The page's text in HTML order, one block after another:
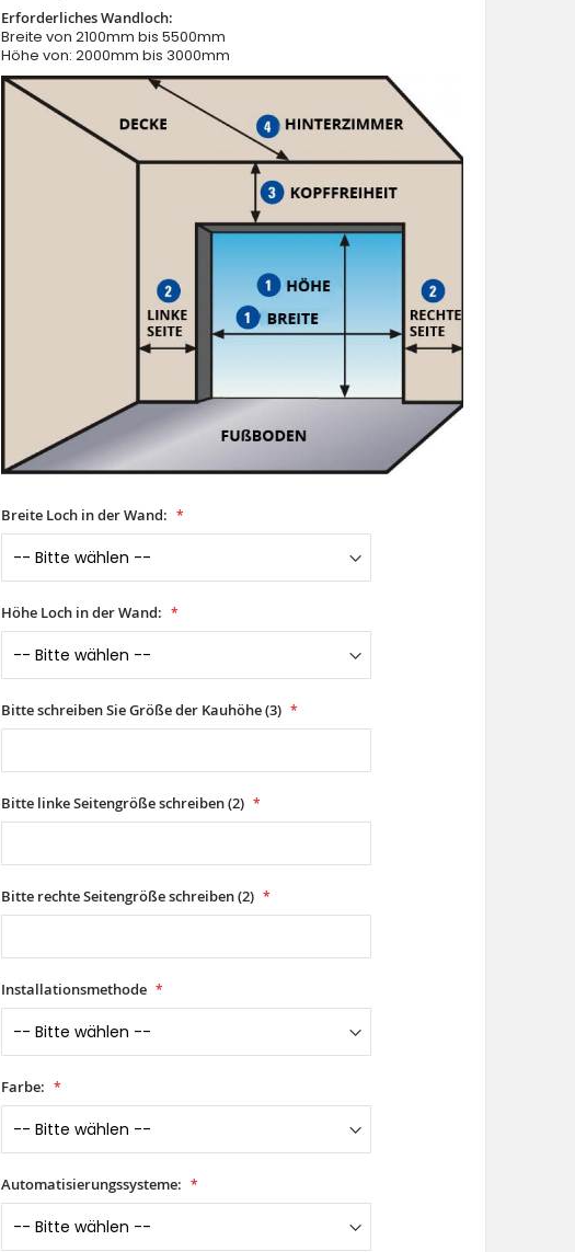
Erforderliches Wandloch:
Breite von 2100mm bis 5500mm
Höhe von: 2000mm bis 3000mm
Breite Loch in der Wand:
Höhe Loch in der Wand:
Bitte schreiben Sie Größe der Kauhöhe (3)
Bitte linke Seitengröße schreiben (2)
Bitte rechte Seitengröße schreiben (2)
Installationsmethode
Farbe:
Automatisierungssysteme: